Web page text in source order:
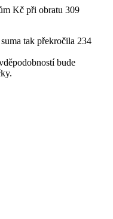
Kč při obratu 309
tak překročila 234
bude